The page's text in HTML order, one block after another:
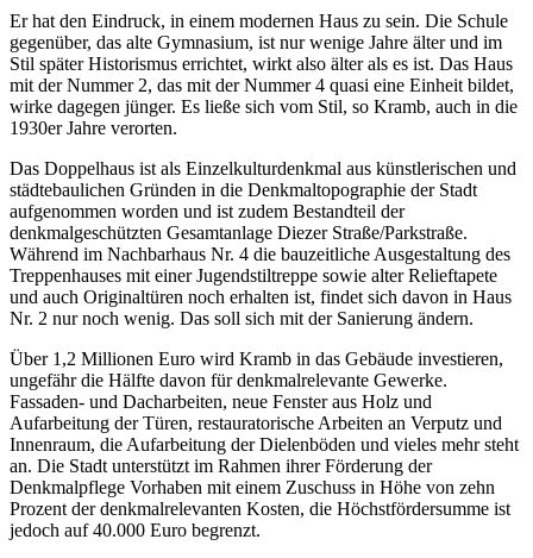
Er hat den Eindruck, in einem modernen Haus zu sein. Die Schule
gegenüber, das alte Gymnasium, ist nur wenige Jahre älter und im
Stil später Historismus errichtet, wirkt also älter als es ist. Das Haus
mit der Nummer 2, das mit der Nummer 4 quasi eine Einheit bildet,
wirke dagegen jünger. Es ließe sich vom Stil, so Kramb, auch in die
1930er Jahre verorten.
Das Doppelhaus ist als Einzelkulturdenkmal aus künstlerischen und
städtebaulichen Gründen in die Denkmaltopographie der Stadt
aufgenommen worden und ist zudem Bestandteil der
denkmalgeschützten Gesamtanlage Diezer Straße/Parkstraße.
Während im Nachbarhaus Nr. 4 die bauzeitliche Ausgestaltung des
Treppenhauses mit einer Jugendstiltreppe sowie alter Relieftapete
und auch Originaltüren noch erhalten ist, findet sich davon in Haus
Nr. 2 nur noch wenig. Das soll sich mit der Sanierung ändern.
Über 1,2 Millionen Euro wird Kramb in das Gebäude investieren,
ungefähr die Hälfte davon für denkmalrelevante Gewerke.
Fassaden- und Dacharbeiten, neue Fenster aus Holz und
Aufarbeitung der Türen, restauratorische Arbeiten an Verputz und
Innenraum, die Aufarbeitung der Dielenböden und vieles mehr steht
an. Die Stadt unterstützt im Rahmen ihrer Förderung der
Denkmalpflege Vorhaben mit einem Zuschuss in Höhe von zehn
Prozent der denkmalrelevanten Kosten, die Höchstfördersumme ist
jedoch auf 40.000 Euro begrenzt.